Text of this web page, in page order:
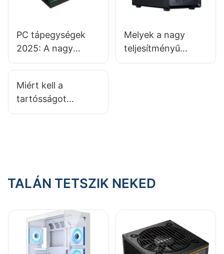
PC tápegységek
2025: A nagy
teljesítményű
mindig a legjobb
választás a
számítógépéhez?
Melyek a nagy
teljesítményű
gamer PC-házak
Miért kell a
tartósságot
előnyben
TALÁN TETSZIK NEKED